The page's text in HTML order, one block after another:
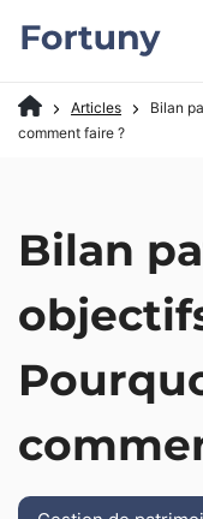
Articles
Bilan
comment faire ?
Bilan